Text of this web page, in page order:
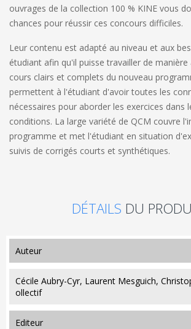
ouvrages de la collection 100 % KINE vous
chances pour réussir ces concours difficiles.
Leur contenu est adapté au niveau et aux
étudiant afin qu'il puisse travailler de
cours clairs et complets du nouveau
permettent à l'étudiant d'avoir toutes les
nécessaires pour aborder les exercices dans
conditions. La large variété de QCM couvre
programme et met l'étudiant en situation
suivis de corrigés courts et synthétiques.
DÉTAILS DU
auteur
Cécile Aubry-Cyr, Laurent Mesguich,
ollectif
editeur